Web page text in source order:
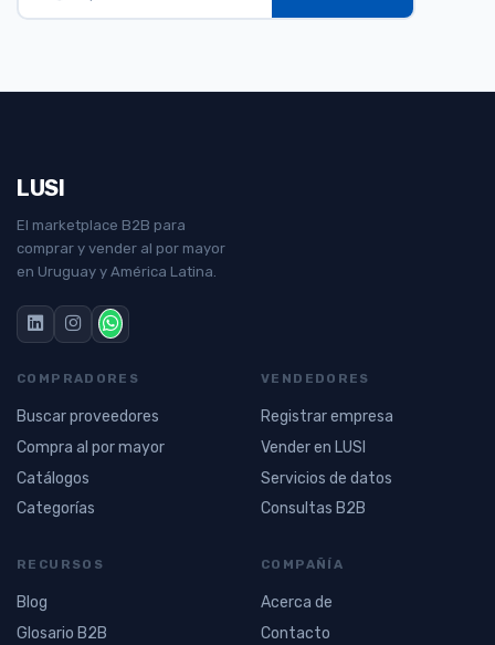
LUSI
El marketplace B2B para
comprar y vender al por mayor
en Uruguay y América Latina.
COMPRADORES
Buscar proveedores
Compra al por mayor
Catálogos
Categorías
VENDEDORES
Registrar empresa
Vender en LUSI
Servicios de datos
Consultas B2B
RECURSOS
Blog
Glosario B2B
COMPAÑÍA
Acerca de
Contacto